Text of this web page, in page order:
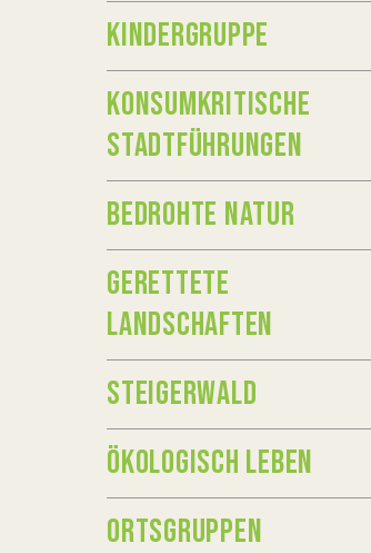
KINDERGRUPPE
KONSUMKRITISCHE
STADTFÜHRUNGEN
BEDROHTE NATUR
GERETTETE
LANDSCHAFTEN
STEIGERWALD
ÖKOLOGISCH LEBEN
ORTSGRUPPEN